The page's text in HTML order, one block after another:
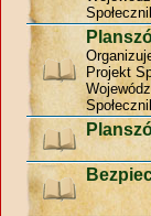
Projekt